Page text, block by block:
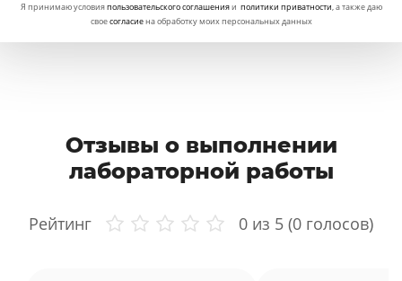
Я принимаю условияпользовательского соглашенияи политики приватности, а также даю
своесогласиена обработку моих персональных данных
Отзывы о выполнении
лабораторной работы
Рейтинг 0 из 5 (0 голосов)